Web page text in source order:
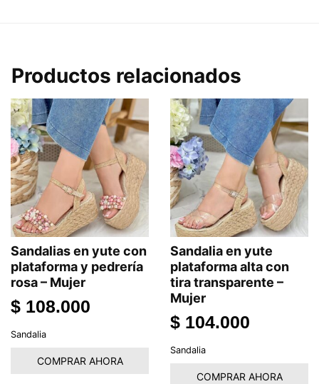
Productos relacionados
Sandalias en yute con
plataforma y pedrería
rosa – Mujer
$ 108.000
Sandalia
COMPRAR AHORA
Sandalia en yute
plataforma alta con
tira transparente –
Mujer
$ 104.000
Sandalia
COMPRAR AHORA